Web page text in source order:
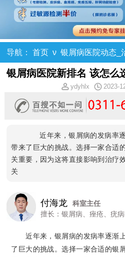
导航： 首页 ν银屑病医院动态_
银屑病医院新排名 该怎么
ydyhlx 2023-
近年来，银屑病的发病率逐
带来了巨大的挑战。选择一家合适
关重要，因为这将直接影响到治疗
关
付海龙
科室主任
近年来，银屑病的发病率逐渐上
了巨大的挑战。选择一家合适的银